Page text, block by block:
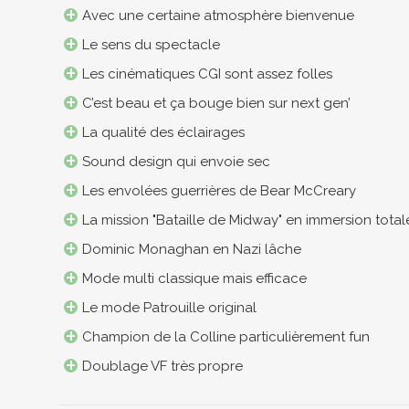
Avec une certaine atmosphère bienvenue
Le sens du spectacle
Les cinématiques CGI sont assez folles
C’est beau et ça bouge bien sur next gen’
La qualité des éclairages
Sound design qui envoie sec
Les envolées guerrières de Bear McCreary
La mission "Bataille de Midway" en immersion
Dominic Monaghan en Nazi lâche
Mode multi classique mais efficace
Le mode Patrouille original
Champion de la Colline particulièrement fun
Doublage VF très propre